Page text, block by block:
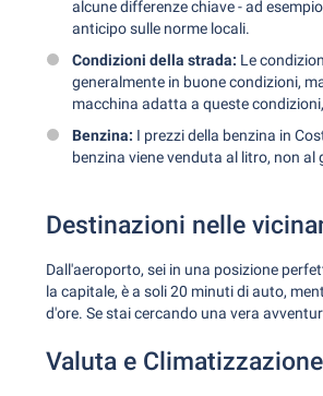
alcune differenze chiave - ad
anticipo sulle norme locali.
Condizioni della strada: Le
generalmente in buone condizioni,
macchina adatta a queste
Benzina: I prezzi della benzina in
benzina viene venduta al litro, non al
Destinazioni nelle
Dall'aeroporto, sei in una posizione
la capitale, è a soli 20 minuti di auto,
d'ore. Se stai cercando una vera
Valuta e Climatizzazione